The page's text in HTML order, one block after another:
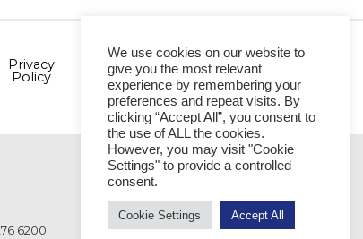
Privacy
Policy
6200
We use cookies on our website to
give you the most relevant
experience by remembering your
preferences and repeat visits. By
clicking “Accept All”, you consent to
the use of ALL the cookies.
However, you may visit "Cookie
Settings" to provide a controlled
consent.
Cookie Settings Accept All